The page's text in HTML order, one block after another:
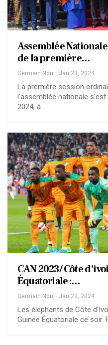
Assemblée
de la première…
Germain Ndri Jan 23, 2024
La première session
l'assemblée nationale s'est
2024, à…
CAN 2023/ Côte
Équatoriale :…
Germain Ndri Jan 22, 2024
Les éléphants de Côte
Guinée Équatoriale ce